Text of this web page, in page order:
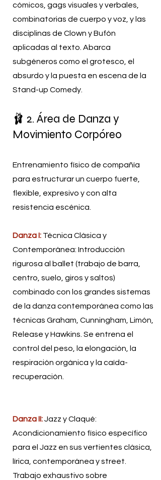
cómicos, gags visuales y verbales,
combinatorias de cuerpo y voz, y las
disciplinas de Clown y Bufón
aplicadas al texto. Abarca
subgéneros como el grotesco, el
absurdo y la puesta en escena de la
Stand-up Comedy.
🩰 2. Área de Danza y
Movimiento Corpóreo
Entrenamiento físico de compañía
para estructurar un cuerpo fuerte,
flexible, expresivo y con alta
resistencia escénica.
Danza I: Técnica Clásica y
Contemporánea: Introducción
rigurosa al ballet (trabajo de barra,
centro, suelo, giros y saltos)
combinado con los grandes sistemas
de la danza contemporánea como las
técnicas Graham, Cunningham, Limón,
Release y Hawkins. Se entrena el
control del peso, la elongación, la
respiración orgánica y la caída-
recuperación.
Danza II:Jazz y Claqué:
Acondicionamiento físico específico
para el Jazz en sus vertientes clásica,
lírica, contemporánea y street.
Trabajo exhaustivo sobre